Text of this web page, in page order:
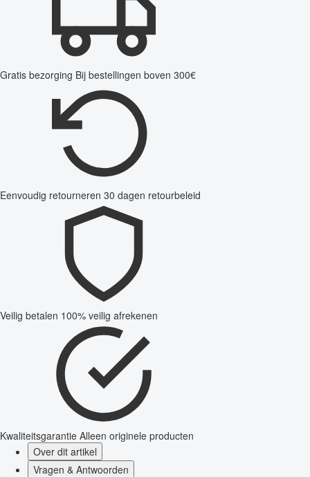
Gratis bezorging Bij bestellingen boven 300€
Eenvoudig retourneren 30 dagen retourbeleid
Veilig betalen 100% veilig afrekenen
Kwaliteitsgarantie Alleen originele producten
Over dit artikel
Vragen & Antwoorden